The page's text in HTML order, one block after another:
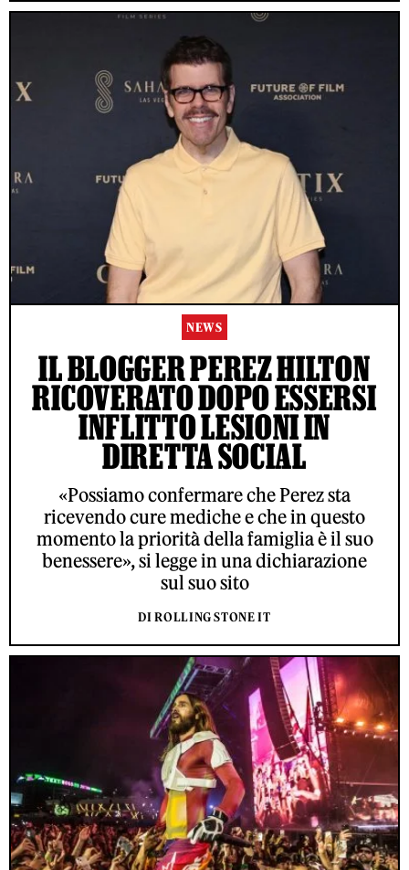
NEWS
IL BLOGGER PEREZ HILTON
RICOVERATO DOPO ESSERSI
INFLITTO LESIONI IN
DIRETTA SOCIAL
«Possiamo confermare che Perez sta
ricevendo cure mediche e che in questo
momento la priorità della famiglia è il suo
benessere», si legge in una dichiarazione
sul suo sito
DI ROLLING STONE IT